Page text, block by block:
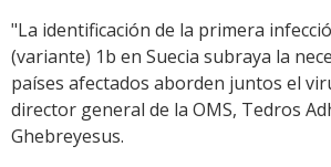
"La identificación de la primera
(variante) 1b en Suecia subraya la
países afectados aborden juntos el
director general de la OMS, Tedros
Ghebreyesus.